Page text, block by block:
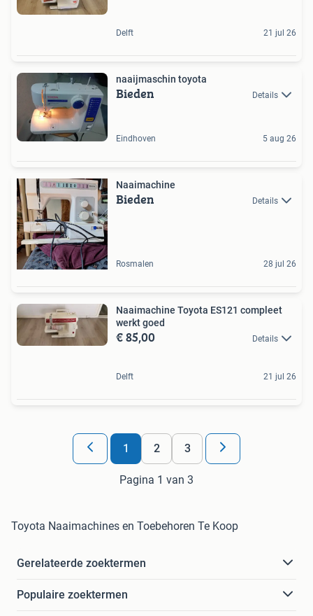
Delft 21 jul 26
naaijmaschin toyota
Bieden Details
Eindhoven 5 aug 26
Naaimachine
Bieden Details
Rosmalen 28 jul 26
Naaimachine Toyota ES121 compleet
werkt goed
€ 85,00 Details
Delft 21 jul 26
1 2 3
Pagina 1 van 3
Toyota Naaimachines en Toebehoren Te Koop
Gerelateerde zoektermen
Populaire zoektermen